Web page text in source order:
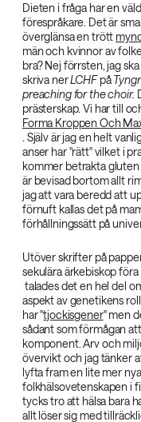
Dieten i fråga har en
förespråkare. Det är
överglänsa en trött
män och kvinnor av
bra? Nej förrsten, jag
skriva nerLCHF‌på
preaching for the choir.‌
prästerskap. Vi har till
Forma Kroppen Och
. Själv är jag en helt
anser har "rätt" vilket i
kommer betrakta
är bevisad bortom allt
jag att vara beredd att
förnuft kallas det på
förhållningssätt på
Utöver skrifter på
sekulära ärkebiskop föra
talades det en hel del
aspekt av genetikens
har "tjockisgener" men
sådant som förmågan
komponent. Arv och
övervikt och jag tänker
lyfta fram en lite mer
folkhälsovetenskapen i
tycks tro att hälsa bara
allt löser sig med